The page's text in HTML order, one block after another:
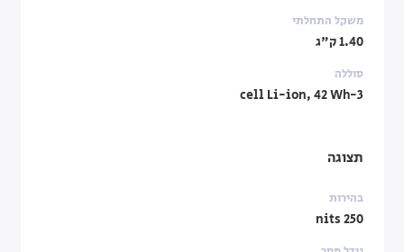
משקל התחלתי
1.40 ק"ג
סוללה
3-cell Li-ion, ‎42 Wh‏
תצוגה
בהירות
250 nits